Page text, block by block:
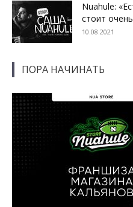
Nuahule:
стоит
10.08.2021
ПОРА НАЧИНАТЬ